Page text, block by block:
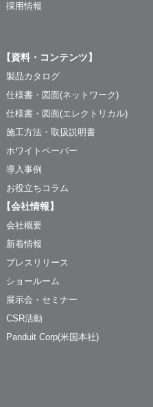
採用情報
【資料・コンテンツ】
製品カタログ
仕様書・図面(ネットワーク)
仕様書・図面(エレクトリカル)
施工方法・取扱説明書
ホワイトペーパー
導入事例
お役立ちコラム
【会社情報】
会社概要
新着情報
プレスリリース
ショールーム
展示会・セミナー
CSR活動
Panduit Corp(米国本社)